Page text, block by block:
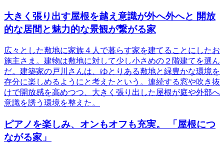
大きく張り出す屋根を越え意識が外へ外へと 開放
的な居間と魅力的な景観が繋がる家
広々とした敷地に家族４人で暮らす家を建てることにしたお
施主さま。建物は敷地に対して少し小さめの２階建てを選ん
だ。建築家の戸川さんは、ゆとりある敷地と緑豊かな環境を
存分に楽しめるようにと考えたという。連続する窓や吹き抜
けで開放感を高めつつ、大きく張り出した屋根が庭や外部へ
意識を誘う環境を整えた。
ピアノを楽しみ、オンもオフも充実。 「屋根につ
ながる家」